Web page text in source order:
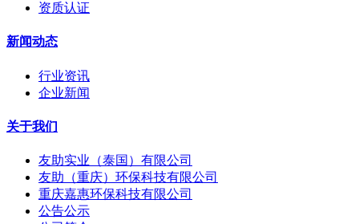
资质认证
新闻动态
行业资讯
企业新闻
关于我们
友助实业（泰国）有限公司
友助（重庆）环保科技有限公司
重庆嘉惠环保科技有限公司
公告公示